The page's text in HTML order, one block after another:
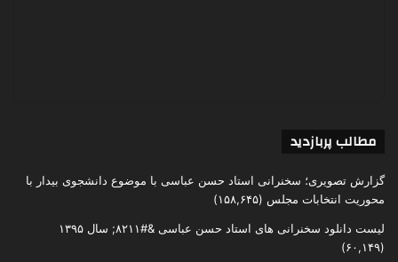
مطالب پربازدید
گزارش تصویری؛ سخنرانی استاد حسن عباسی با موضوع دانشجوی بیدار با
محوریت انتخابات مجلس (۱۵۸,۶۴۵)
لیست دانلود سخنرانی های استاد حسن عباسی &#۸۲۱۱; سال ۱۳۹۵
(۶۰,۱۴۹)